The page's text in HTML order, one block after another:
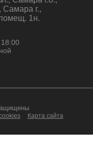
Самара г.,
1н.
Карта сайта